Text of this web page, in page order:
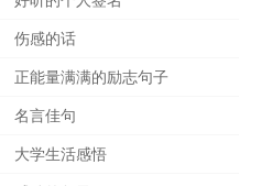
伤感的话
正能量满满的励志句子
名言佳句
大学生活感悟